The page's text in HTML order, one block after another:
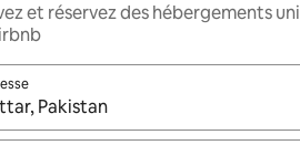
et réservez des hébergements
les résultats s'affichent, utilisez les